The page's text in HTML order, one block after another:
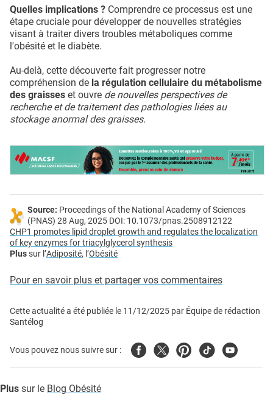
Quelles implications ? Comprendre ce processus est une
étape cruciale pour développer de nouvelles stratégies
visant à traiter divers troubles métaboliques comme
l'obésité et le diabète.
Au-delà, cette découverte fait progresser notre
compréhension de la régulation cellulaire du métabolisme
des graisses et ouvre de nouvelles perspectives de
recherche et de traitement des pathologies liées au
stockage anormal des graisses.
Source: Proceedings of the National Academy of Sciences
(PNAS) 28 Aug, 2025 DOI: 10.1073/pnas.2508912122
CHP1 promotes lipid droplet growth and regulates the localization
of key enzymes for triacylglycerol synthesis
Plussur l’Adiposité, l’Obésité
Pour en savoir plus et partager vos commentaires
Cette actualité a été publiée le 11/12/2025 par Équipe de rédaction
Santélog
Vous pouvez nous suivre sur : FacebookTwitterPinterest
TiktokYoutube
Plus sur le Blog Obésité